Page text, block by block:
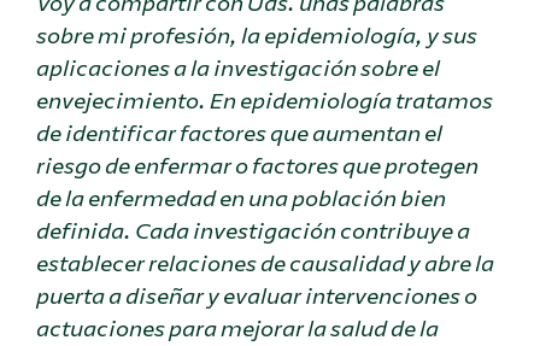
sobre mi profesión, la epidemiología, y sus
aplicaciones a la investigación sobre el
envejecimiento. En epidemiología tratamos
de identificar factores que aumentan el
riesgo de enfermar o factores que protegen
de la enfermedad en una población bien
definida. Cada investigación contribuye a
establecer relaciones de causalidad y abre la
puerta a diseñar y evaluar intervenciones o
actuaciones para mejorar la salud de la